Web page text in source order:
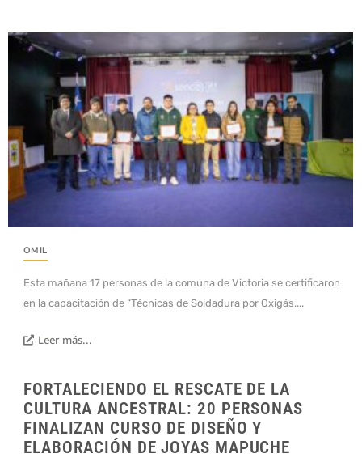
OMIL
Esta mañana 17 personas de la comuna de Victoria se certificaron
en la capacitación de “Técnicas de Soldadura por Oxigás,...
Leer más...
FORTALECIENDO EL RESCATE DE LA
CULTURA ANCESTRAL: 20 PERSONAS
FINALIZAN CURSO DE DISEÑO Y
ELABORACIÓN DE JOYAS MAPUCHE